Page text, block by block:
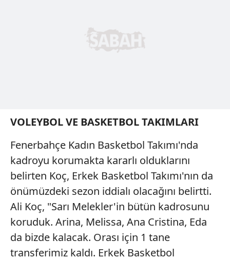
VOLEYBOL VE BASKETBOL TAKIMLARI
Fenerbahçe Kadın Basketbol Takımı'nda
kadroyu korumakta kararlı olduklarını
belirten Koç, Erkek Basketbol Takımı'nın da
önümüzdeki sezon iddialı olacağını belirtti.
Ali Koç, "Sarı Melekler'in bütün kadrosunu
koruduk. Arina, Melissa, Ana Cristina, Eda
da bizde kalacak. Orası için 1 tane
transferimiz kaldı. Erkek Basketbol